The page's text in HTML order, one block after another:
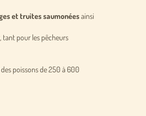
et truites saumonéesainsi
tant pour les pêcheurs
poissons de 250 à 600